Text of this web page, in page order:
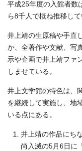
平成25年度の入館者数
ら8千人で概ね推移して
井上靖の生原稿や手直
か、全著作や文献、写
示や企画で井上靖ファ
しませている。
井上文学館の特色は、
を継続して実施し、地
いる点にある。
井上靖の作品にち
尚入滅の5月6日に